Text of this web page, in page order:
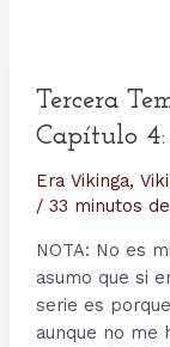
Tercera
Capítulo 4:
Era Vikinga,
/ 33 minutos
NOTA: No es
asumo que si
serie es
aunque no me